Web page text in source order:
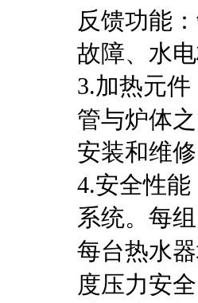
反馈功能
故障、水
3.加热元
管与炉体
安装和维
4.安全性
系统。每
每台热水
度压力安